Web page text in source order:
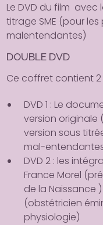
Le DVD du film avec
titrage SME (pour
malentendantes)
DOUBLE DVD
Ce coffret contient 2
DVD 1 : Le
version
version sous
mal-entendantes
DVD 2 : les
France Morel
de la Naissance
(obstétricien
physiologie)